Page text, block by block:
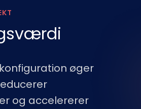
øger
og accelererer